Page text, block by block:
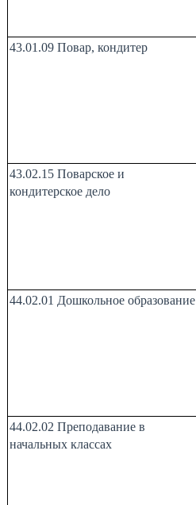
43.01.09 Повар, кондитер
43.02.15 Поварское и
кондитерское дело
44.02.01 Дошкольное образование
44.02.02 Преподавание в
начальных классах